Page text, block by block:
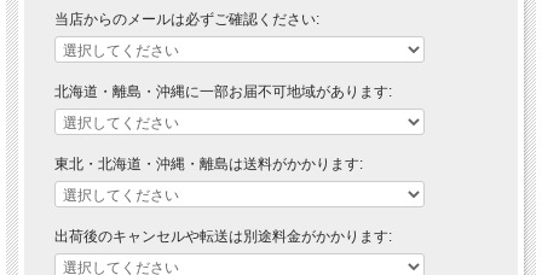
当店からのメールは必ずご確認ください:
北海道・離島・沖縄に一部お届不可地域があります:
東北・北海道・沖縄・離島は送料がかかります:
出荷後のキャンセルや転送は別途料金がかかります: